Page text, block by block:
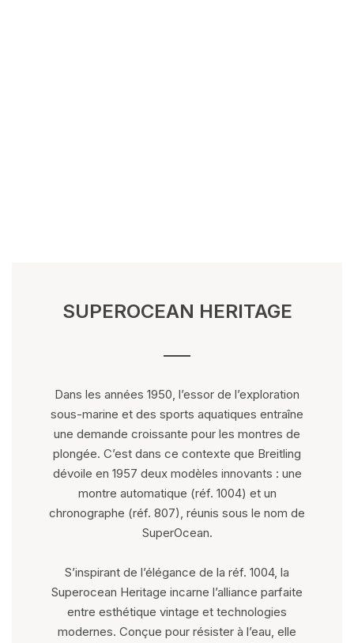
SUPEROCEAN HERITAGE
Dans les années 1950, l’essor de l’exploration
sous-marine et des sports aquatiques entraîne
une demande croissante pour les montres de
plongée. C’est dans ce contexte que Breitling
dévoile en 1957 deux modèles innovants : une
montre automatique (réf. 1004) et un
chronographe (réf. 807), réunis sous le nom de
SuperOcean.
S’inspirant de l’élégance de la réf. 1004, la
Superocean Heritage incarne l’alliance parfaite
entre esthétique vintage et technologies
modernes. Conçue pour résister à l’eau, elle